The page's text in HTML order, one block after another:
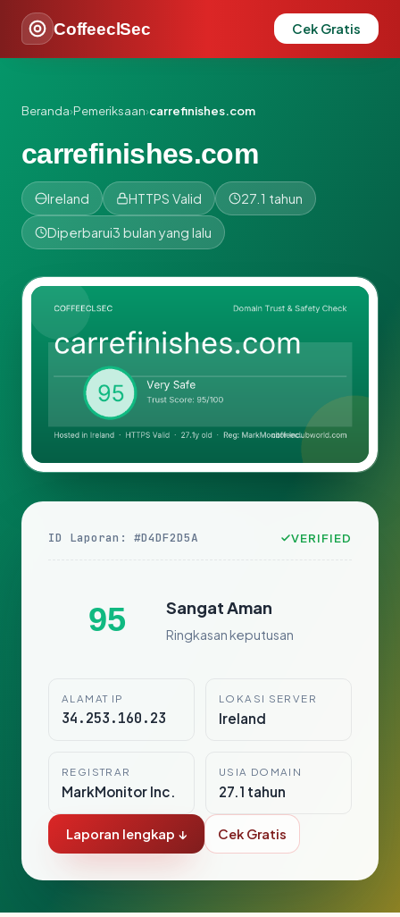
CoffeeclSec Cek Gratis
Beranda›Pemeriksaan›carrefinishes.com
carrefinishes.com
Ireland HTTPS Valid 27.1 tahun
Diperbarui3 bulan yang lalu
ID Laporan: #D4DF2D5A VERIFIED
95 Sangat Aman
Ringkasan keputusan
ALAMAT IP
34.253.160.23
LOKASI SERVER
Ireland
REGISTRAR
MarkMonitor Inc.
USIA DOMAIN
27.1 tahun
Laporan lengkap ↓ Cek Gratis